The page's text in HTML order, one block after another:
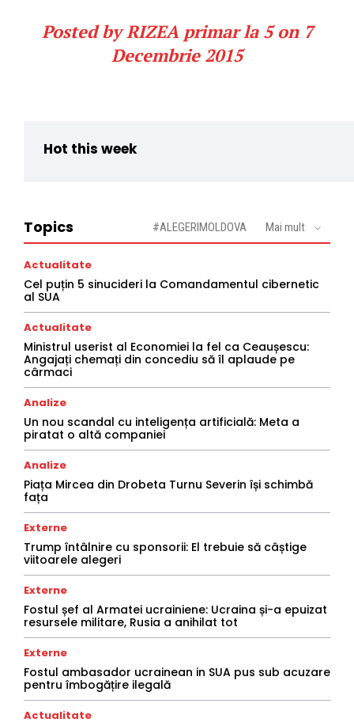
Posted byRIZEA primar la 5on 7
Decembrie 2015
Hot this week
Topics #ALEGERIMOLDOVA Mai mult
Actualitate
Cel puțin 5 sinucideri la Comandamentul cibernetic
al SUA
Actualitate
Ministrul userist al Economiei la fel ca Ceaușescu:
Angajați chemați din concediu să îl aplaude pe
cârmaci
Analize
Un nou scandal cu inteligența artificială: Meta a
piratat o altă companiei
Analize
Piața Mircea din Drobeta Turnu Severin își schimbă
fața
Externe
Trump întâlnire cu sponsorii: El trebuie să câștige
viitoarele alegeri
Externe
Fostul șef al Armatei ucrainiene: Ucraina și-a epuizat
resursele militare, Rusia a anihilat tot
Externe
Fostul ambasador ucrainean in SUA pus sub acuzare
pentru îmbogățire ilegală
Actualitate